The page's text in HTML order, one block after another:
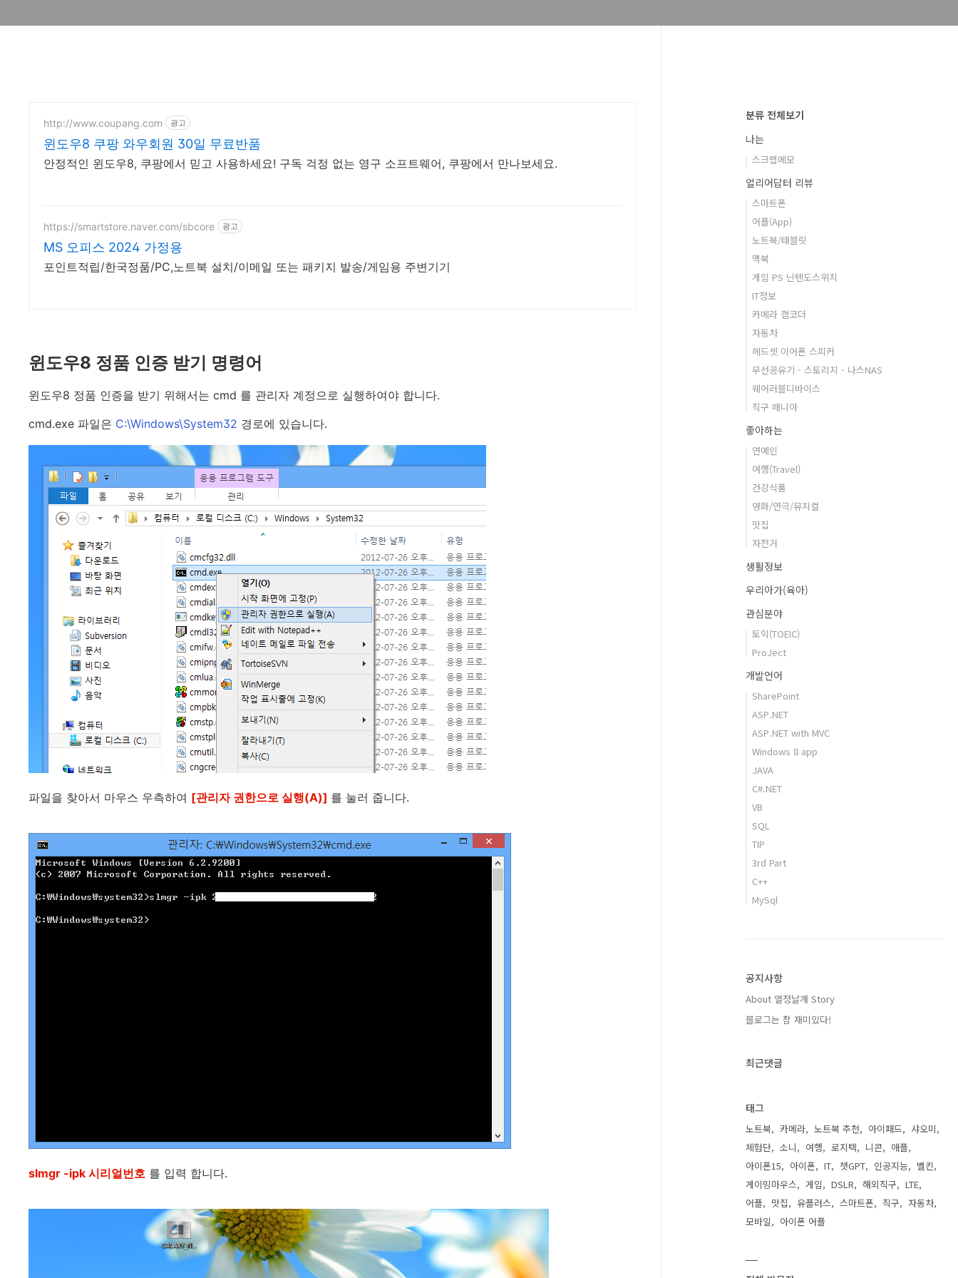
http://www.coupang.com 광고
윈도우8 쿠팡 와우회원 30일 무료반품
안정적인 윈도우8, 쿠팡에서 믿고 사용하세요! 구독 걱정 없는 영구 소프트웨어, 쿠팡에서 만나보세요.
https://smartstore.naver.com/sbcore 광고
MS 오피스 2024 가정용
포인트적립/한국정품/PC,노트북 설치/이메일 또는 패키지 발송/게임용 주변기기
윈도우8 정품 인증 받기 명령어
윈도우8 정품 인증을 받기 위해서는 cmd 를 관리자 계정으로 실행하여야 합니다.
cmd.exe 파일은 C:\Windows\System32 경로에 있습니다.
파일을 찾아서 마우스 우측하여 [관리자 권한으로 실행(A)] 를 눌러 줍니다.
slmgr -ipk 시리얼번호 를 입력 합니다.
분류 전체보기
나는
스크랩메모
얼리어답터 리뷰
스마트폰
어플(App)
노트북/태블릿
맥북
게임 PS 닌텐도스위치
IT정보
카메라 캠코더
자동차
헤드셋 이어폰 스피커
무선공유기 - 스토리지 - 나스NAS
웨어러블디바이스
직구 매니아
좋아하는
연예인
여행(Travel)
건강식품
영화/연극/뮤지컬
맛집
자전거
생활정보
우리아가(육아)
관심분야
토익(TOEIC)
ProJect
개발언어
SharePoint
ASP.NET
ASP.NET with MVC
Windows 8 app
JAVA
C#.NET
VB
SQL
TIP
3rd Part
C++
MySql
공지사항
About 열정날개 Story
블로그는 참 재미있다!
최근댓글
태그
노트북 카메라 노트북 추천 아이패드
샤오미
체험단
소니 여행 로지텍 니콘
애플
아이폰15
아이폰 IT 챗GPT 인공지능
벨킨
게이밍마우스
게임 DSLR 해외직구
LTE
어플
맛집 유플러스 스마트폰 직구
자동차
모바일
아이폰 어플